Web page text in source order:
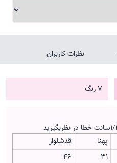
نظرات کاربران
7 رنگ
پهنا
قدشلوار
۳۱
۴۶